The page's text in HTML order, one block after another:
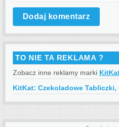
TO NIE TA REKLAMA ?
Zobacz inne reklamy marki
KitKat: Czekoladowe